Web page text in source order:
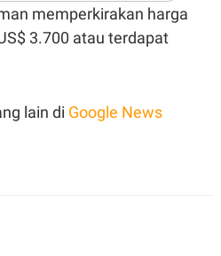
memperkirakan harga
3.700 atau terdapat
lain di Google News